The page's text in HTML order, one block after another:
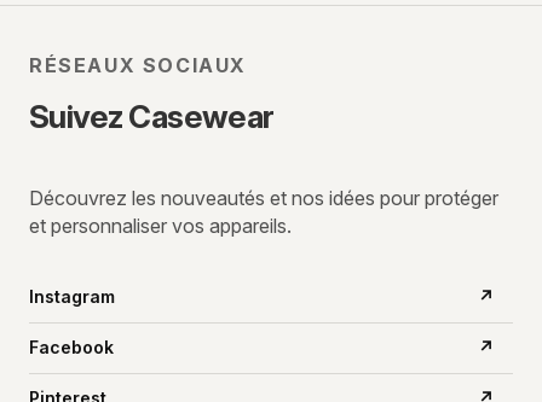
RÉSEAUX SOCIAUX
Suivez Casewear
Découvrez les nouveautés et nos idées pour protéger
et personnaliser vos appareils.
Instagram ↗
Facebook ↗
Pinterest ↗